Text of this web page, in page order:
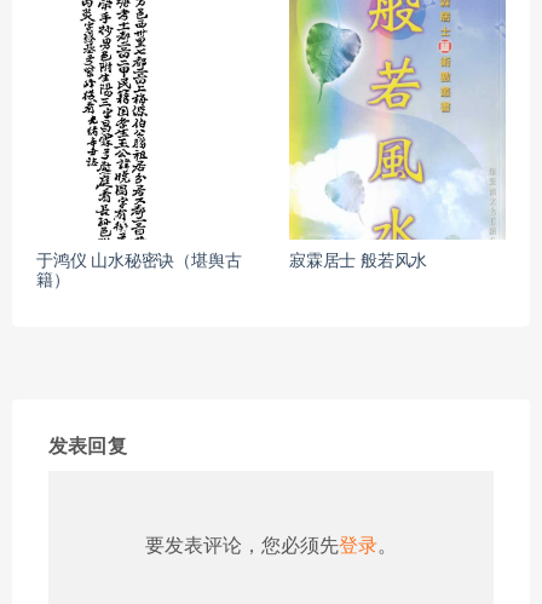
于鸿仪 山水秘密诀（堪舆古
籍）
寂霖居士 般若风水
发表回复
要发表评论，您必须先登录。